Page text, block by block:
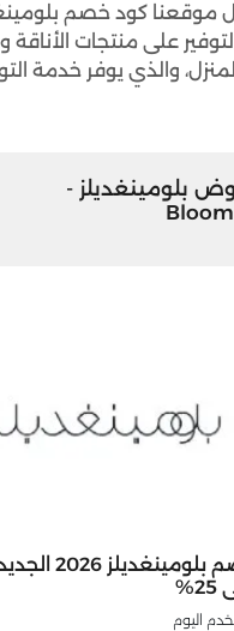
موقعنا كود خصم
على منتجات الأناقة
والذي يوفر خدمة
بلومينغديلز -
كود خصم